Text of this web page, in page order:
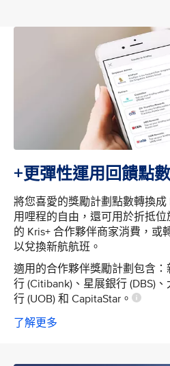
+更彈性運用回饋點數
將您喜愛的獎勵計劃點數轉換
用哩程的自由，還可用於折抵
的 Kris+ 合作夥伴商家消費，或
以兌換新航航班。
適用的合作夥伴獎勵計劃包含
行 (Citibank)、星展銀行 (DBS)、
行 (UOB) 和 CapitaStar。
了解更多